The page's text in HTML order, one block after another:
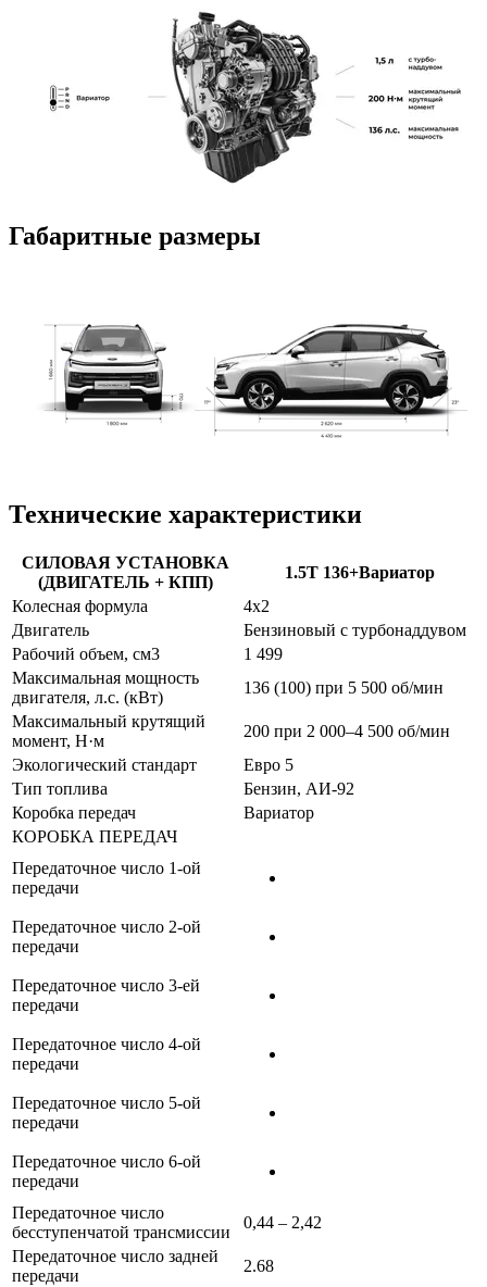
Габаритные размеры
Технические характеристики
СИЛОВАЯ УСТАНОВКА
(ДВИГАТЕЛЬ + КПП)
1.5T 136+Вариатор
Колесная формула
4х2
Двигатель
Бензиновый с турбонаддувом
Рабочий объем, см3
1 499
Максимальная мощность
двигателя, л.с. (кВт)
136 (100) при 5 500 об/мин
Максимальный крутящий
момент, Н·м
200 при 2 000–4 500 об/мин
Экологический стандарт
Евро 5
Тип топлива
Бензин, АИ-92
Коробка передач
Вариатор
КОРОБКА ПЕРЕДАЧ
Передаточное число 1-ой
передачи
Передаточное число 2-ой
передачи
Передаточное число 3-ей
передачи
Передаточное число 4-ой
передачи
Передаточное число 5-ой
передачи
Передаточное число 6-ой
передачи
Передаточное число
бесступенчатой трансмиссии
0,44 – 2,42
Передаточное число задней
передачи
2.68